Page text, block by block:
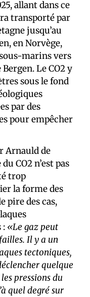
allant dans ce
transporté par
jusqu’au
en Norvège,
marins vers
Le CO2 y
sous le fond
par des
pour empêcher
Arnauld de
CO2 n’est pas
trop
la forme des
pire des cas,
: «Le gaz peut
Il y a un
tectoniques,
quelque
pressions du
quel degré sur